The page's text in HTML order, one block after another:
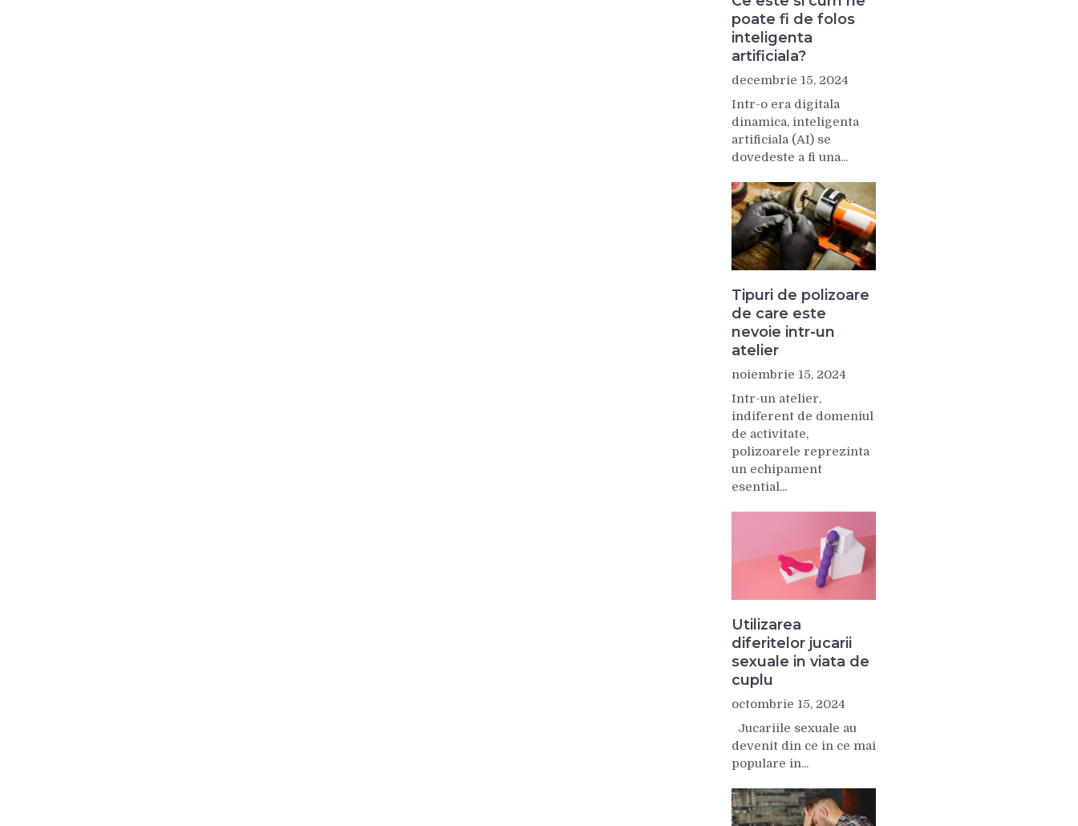
poate fi de folos
inteligenta
artificiala?
decembrie 15, 2024
Intr-o era digitala
dinamica, inteligenta
artificiala (AI) se
dovedeste a fi una...
Tipuri de polizoare
de care este
nevoie intr-un
atelier
noiembrie 15, 2024
Intr-un atelier,
indiferent de domeniul
de activitate,
polizoarele reprezinta
un echipament
esential...
Utilizarea
diferitelor jucarii
sexuale in viata de
cuplu
octombrie 15, 2024
Jucariile sexuale au
devenit din ce in ce mai
populare in...